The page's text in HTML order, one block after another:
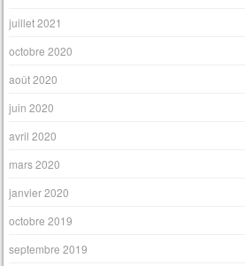
juillet 2021
octobre 2020
août 2020
juin 2020
avril 2020
mars 2020
janvier 2020
octobre 2019
septembre 2019